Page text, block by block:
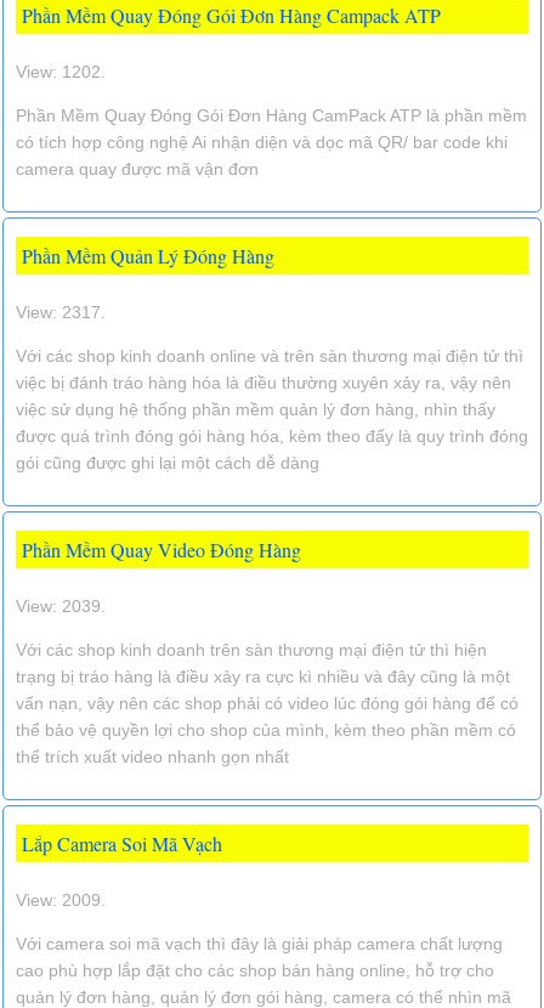
Phần Mềm Quay Đóng Gói Đơn Hàng Campack ATP
View: 1202.
Phần Mềm Quay Đóng Gói Đơn Hàng CamPack ATP là phần mềm
có tích hợp công nghệ Ai nhận diện và dọc mã QR/ bar code khi
camera quay được mã vận đơn
Phần Mềm Quản Lý Đóng Hàng
View: 2317.
Với các shop kinh doanh online và trên sàn thương mại điện tử thì
việc bị đánh tráo hàng hóa là điều thường xuyên xảy ra, vậy nên
việc sử dụng hệ thống phần mềm quản lý đơn hàng, nhìn thấy
được quá trình đóng gói hàng hóa, kèm theo đấy là quy trình đóng
gói cũng được ghi lại một cách dễ dàng
Phần Mềm Quay Video Đóng Hàng
View: 2039.
Với các shop kinh doanh trên sàn thương mại điện tử thì hiện
trạng bị tráo hàng là điều xảy ra cực kì nhiều và đây cũng là một
vấn nạn, vậy nên các shop phải có video lúc đóng gói hàng để có
thể bảo vệ quyền lợi cho shop của mình, kèm theo phần mềm có
thể trích xuất video nhanh gọn nhất
Lắp Camera Soi Mã Vạch
View: 2009.
Với camera soi mã vạch thì đây là giải pháp camera chất lượng
cao phù hợp lắp đặt cho các shop bán hàng online, hỗ trợ cho
quản lý đơn hàng, quản lý đơn gói hàng, camera có thể nhìn mã